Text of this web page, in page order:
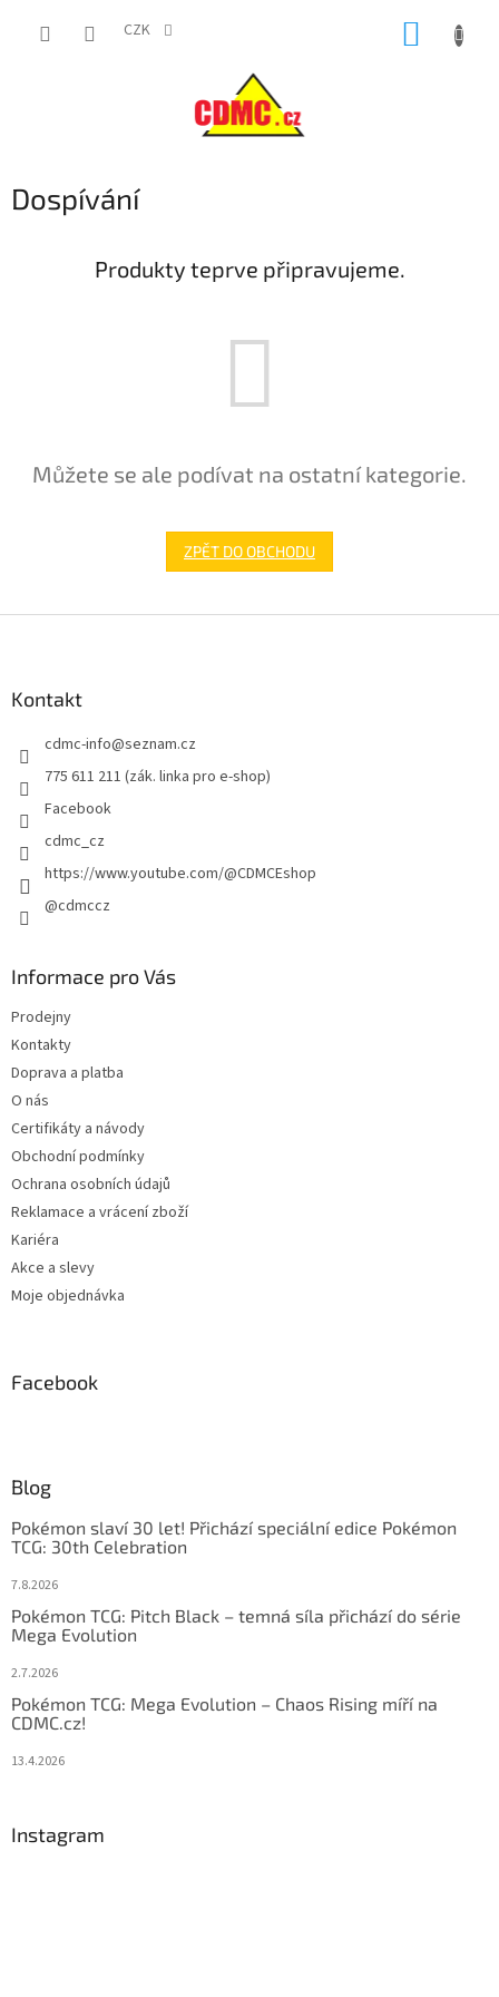
CZK
Dospívání
Produkty teprve připravujeme.
Můžete se ale podívat na ostatní kategorie.
ZPĚT DO OBCHODU
Kontakt
cdmc-info@seznam.cz
775 611 211 (zák. linka pro e-shop)
Facebook
cdmc_cz
https://www.youtube.com/@CDMCEshop
@cdmccz
Informace pro Vás
Prodejny
Kontakty
Doprava a platba
O nás
Certifikáty a návody
Obchodní podmínky
Ochrana osobních údajů
Reklamace a vrácení zboží
Kariéra
Akce a slevy
Moje objednávka
Facebook
Blog
Pokémon slaví 30 let! Přichází speciální edice Pokémon
TCG: 30th Celebration
7.8.2026
Pokémon TCG: Pitch Black – temná síla přichází do série
Mega Evolution
2.7.2026
Pokémon TCG: Mega Evolution – Chaos Rising míří na
CDMC.cz!
13.4.2026
Instagram